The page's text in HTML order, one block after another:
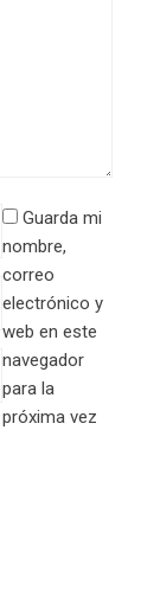
Guarda mi
nombre,
correo
electrónico y
web en este
navegador
para la
próxima vez